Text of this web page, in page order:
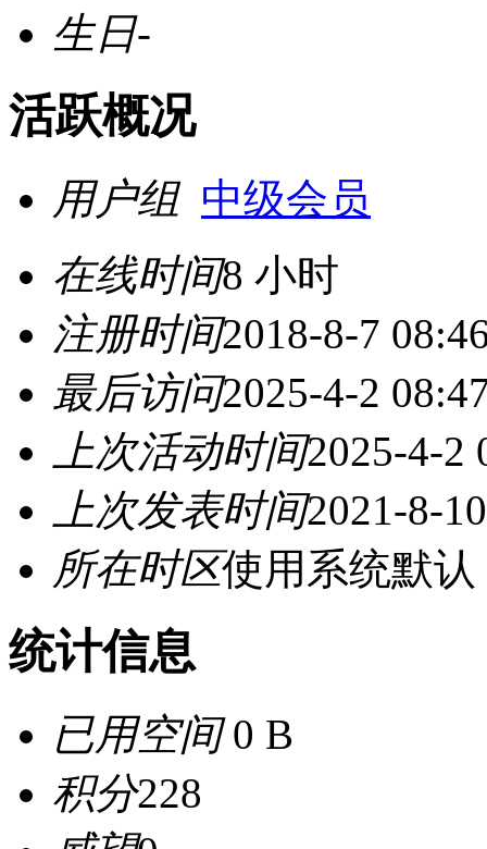
生日-
活跃概况
用户组 中级会员
在线时间8 小时
注册时间2018-8-7
最后访问2025-4-2
上次活动时间2025-4-2
上次发表时间2021-8-
所在时区使用系统默认
统计信息
已用空间0 B
积分228